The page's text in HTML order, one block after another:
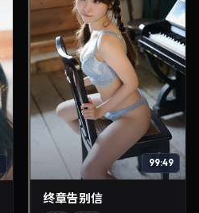
99:49
终章告别信